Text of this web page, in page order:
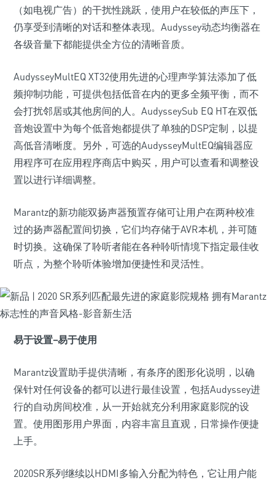
（如电视广告）的干扰性跳跃，使用户在较低的声压下，
仍享受到清晰的对话和整体表现。Audyssey动态均衡器在
各级音量下都能提供全方位的清晰音质。
AudysseyMultEQ XT32使用先进的心理声学算法添加了低
频抑制功能，可提供包括低音在内的更多全频平衡，而不
会打扰邻居或其他房间的人。AudysseySub EQ HT在双低
音炮设置中为每个低音炮都提供了单独的DSP定制，以提
高低音清晰度。另外，可选的AudysseyMultEQ编辑器应
用程序可在应用程序商店中购买，用户可以查看和调整设
置以进行详细调整。
Marantz的新功能双扬声器预置存储可让用户在两种校准
过的扬声器配置间切换，它们均存储于AVR本机，并可随
时切换。这确保了聆听者能在各种聆听情境下指定最佳收
听点，为整个聆听体验增加便捷性和灵活性。
易于设置–易于使用
Marantz设置助手提供清晰，有条序的图形化说明，以确
保针对任何设备的都可以进行最佳设置，包括Audyssey进
行的自动房间校准，从一开始就充分利用家庭影院的设
置。使用图形用户界面，内容丰富且直观，日常操作便捷
上手。
2020SR系列继续以HDMI多输入分配为特色，它让用户能